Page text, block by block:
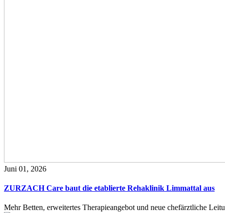
Juni 01, 2026
ZURZACH Care baut die etablierte Rehaklinik Limmattal aus
Mehr Betten, erweitertes Therapieangebot und neue chefärztliche